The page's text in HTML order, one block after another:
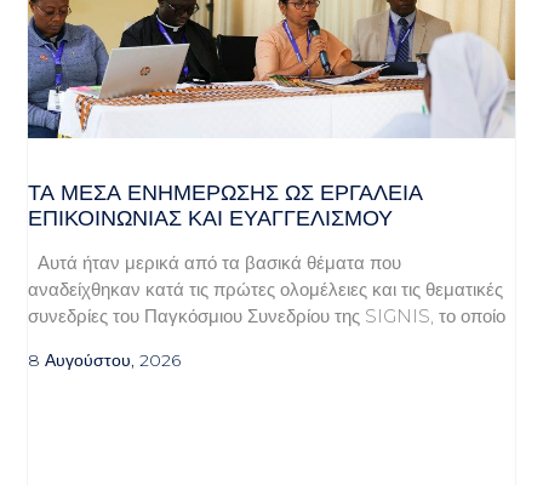
ΤΑ ΜΈΣΑ ΕΝΗΜΈΡΩΣΗΣ ΩΣ ΕΡΓΑΛΕΊΑ
ΕΠΙΚΟΙΝΩΝΊΑΣ ΚΑΙ ΕΥΑΓΓΕΛΙΣΜΟΎ
Αυτά ήταν μερικά από τα βασικά θέματα που
αναδείχθηκαν κατά τις πρώτες ολομέλειες και τις θεματικές
συνεδρίες του Παγκόσμιου Συνεδρίου της SIGNIS, το οποίο
8 Αυγούστου, 2026